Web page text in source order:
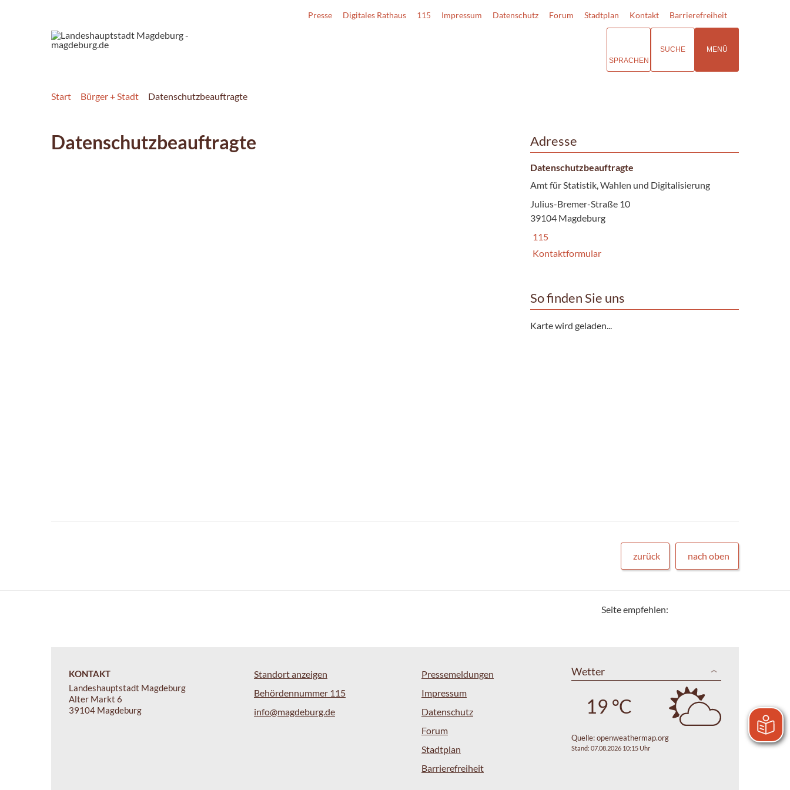
Presse Digitales Rathaus 115 Impressum Datenschutz Forum Stadtplan Kontakt Barrierefreiheit
SPRACHEN
SUCHE MENÜ
Start Bürger + Stadt Datenschutzbeauftragte
Datenschutzbeauftragte Adresse
Datenschutzbeauftragte
Amt für Statistik, Wahlen und Digitalisierung
Julius-Bremer-Straße 10
39104 Magdeburg
115
Kontaktformular
So finden Sie uns
Karte wird geladen...
zurück nach oben
Seite empfehlen:
KONTAKT
Landeshauptstadt Magdeburg
Alter Markt 6
39104 Magdeburg
Standort anzeigen
Behördennummer 115
info@magdeburg.de
Pressemeldungen
Impressum
Datenschutz
Forum
Stadtplan
Barrierefreiheit
Wetter
19 °C
Quelle:openweathermap.org
Stand: 07.08.2026 10:15 Uhr